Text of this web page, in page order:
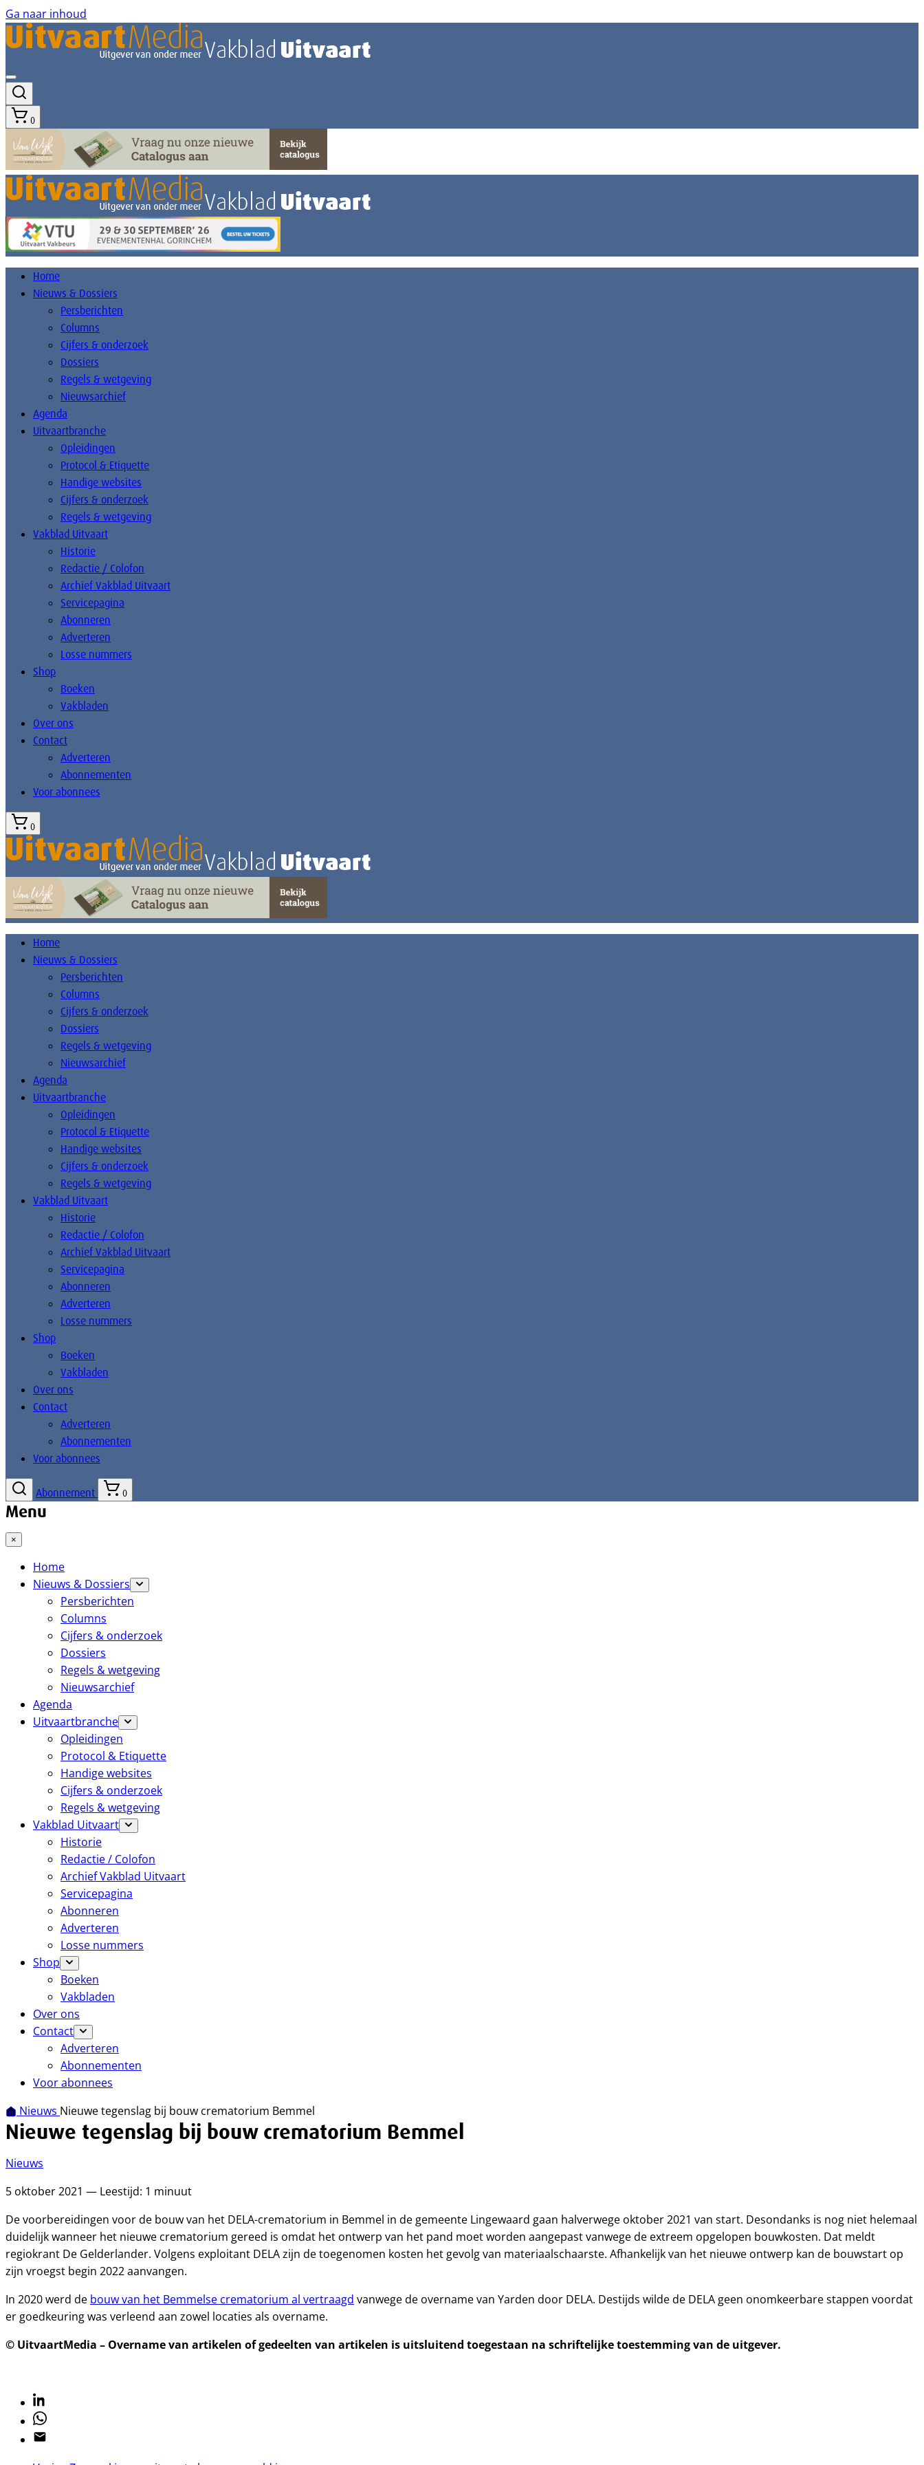
Ga naar inhoud
0
Home
Nieuws & Dossiers
Persberichten
Columns
Cijfers & onderzoek
Dossiers
Regels & wetgeving
Nieuwsarchief
Agenda
Uitvaartbranche
Opleidingen
Protocol & Etiquette
Handige websites
Cijfers & onderzoek
Regels & wetgeving
Vakblad Uitvaart
Historie
Redactie / Colofon
Archief Vakblad Uitvaart
Servicepagina
Abonneren
Adverteren
Losse nummers
Shop
Boeken
Vakbladen
Over ons
Contact
Adverteren
Abonnementen
Voor abonnees
0
Home
Nieuws & Dossiers
Persberichten
Columns
Cijfers & onderzoek
Dossiers
Regels & wetgeving
Nieuwsarchief
Agenda
Uitvaartbranche
Opleidingen
Protocol & Etiquette
Handige websites
Cijfers & onderzoek
Regels & wetgeving
Vakblad Uitvaart
Historie
Redactie / Colofon
Archief Vakblad Uitvaart
Servicepagina
Abonneren
Adverteren
Losse nummers
Shop
Boeken
Vakbladen
Over ons
Contact
Adverteren
Abonnementen
Voor abonnees
Abonnement 0
Menu
×
Home
Nieuws & Dossiers
Persberichten
Columns
Cijfers & onderzoek
Dossiers
Regels & wetgeving
Nieuwsarchief
Agenda
Uitvaartbranche
Opleidingen
Protocol & Etiquette
Handige websites
Cijfers & onderzoek
Regels & wetgeving
Vakblad Uitvaart
Historie
Redactie / Colofon
Archief Vakblad Uitvaart
Servicepagina
Abonneren
Adverteren
Losse nummers
Shop
Boeken
Vakbladen
Over ons
Contact
Adverteren
Abonnementen
Voor abonnees
Nieuws Nieuwe tegenslag bij bouw crematorium Bemmel
Nieuwe tegenslag bij bouw crematorium Bemmel
Nieuws
5 oktober 2021 — Leestijd: 1 minuut
De voorbereidingen voor de bouw van het DELA-crematorium in Bemmel in de gemeente Lingewaard gaan halverwege oktober 2021 van start. Desondanks is nog niet helemaal
duidelijk wanneer het nieuwe crematorium gereed is omdat het ontwerp van het pand moet worden aangepast vanwege de extreem opgelopen bouwkosten. Dat meldt
regiokrant De Gelderlander. Volgens exploitant DELA zijn de toegenomen kosten het gevolg van materiaalschaarste. Afhankelijk van het nieuwe ontwerp kan de bouwstart op
zijn vroegst begin 2022 aanvangen.
In 2020 werd de bouw van het Bemmelse crematorium al vertraagd vanwege de overname van Yarden door DELA. Destijds wilde de DELA geen onomkeerbare stappen voordat
er goedkeuring was verleend aan zowel locaties als overname.
© UitvaartMedia – Overname van artikelen of gedeelten van artikelen is uitsluitend toegestaan na schriftelijke toestemming van de uitgever.
Linkedin
Whatsapp
Email